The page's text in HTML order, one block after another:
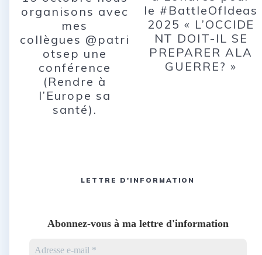
organisons avec
mes
collègues @patri
otsep une
conférence
(Rendre à
l’Europe sa
santé).
le #BattleOfIdeas
2025 « L’OCCIDE
NT DOIT-IL SE
PREPARER ALA
GUERRE? »
LETTRE D'INFORMATION
Abonnez-vous à ma lettre d'information